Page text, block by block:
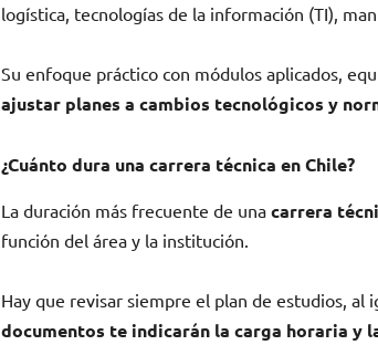
logística, tecnologías de la información (TI),
Su enfoque práctico con módulos aplicados,
ajustar planes a cambios tecnológicos y
¿Cuánto dura una carrera técnica en Chile?
La duración más frecuente de unacarrera
función del área y la institución.
Hay que revisar siempre el plan de estudios,
documentos te indicarán la carga horaria y